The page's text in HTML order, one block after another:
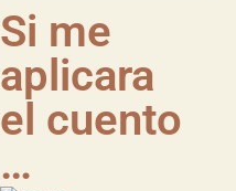
Si me
aplicara
el cuento
…